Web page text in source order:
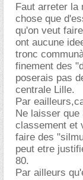
Faut arreter la
chose que
qu'on veut
ont aucune
tronc
finement des
poserais pas
centrale Lille.
Par
Ne laisser
classement et
faire des
peut etre
80.
Par ailleurs